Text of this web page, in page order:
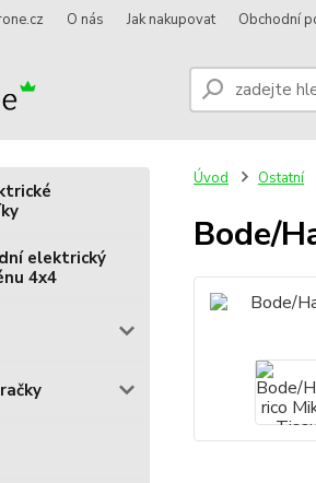
O nás Jak nakupovat Obchodní
elektrický
4x4
Úvod Ostatní
Bode/